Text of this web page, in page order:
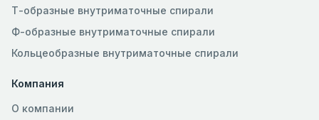
Т-образные внутриматочные спирали
Ф-образные внутриматочные спирали
Кольцеобразные внутриматочные спирали
Компания
О компании